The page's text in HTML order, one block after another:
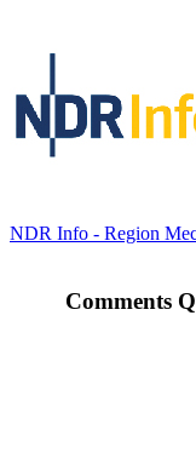
NDR Info - Region
Comments